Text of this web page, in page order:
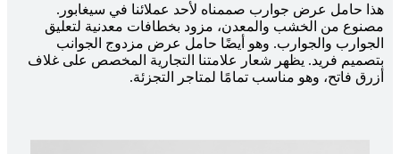
هذا حامل عرض جوارب صممناه لأحد عملائنا في سيغابور.
مصنوع من الخشب والمعدن، مزود بخطافات معدنية لتعليق
الجوارب والجوارب. وهو أيضًا حامل عرض مزدوج الجوانب
بتصميم فريد. يظهر شعار علامتنا التجارية المخصص على غلاف
أزرق فاتح، وهو مناسب تمامًا لمتاجر التجزئة.